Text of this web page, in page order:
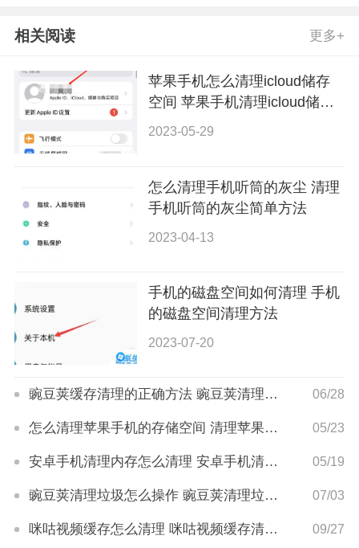
相关阅读 更多+
苹果手机怎么清理icloud储存
空间 苹果手机清理icloud储存
空间方法
2023-05-29
怎么清理手机听筒的灰尘 清理
手机听筒的灰尘简单方法
2023-04-13
手机的磁盘空间如何清理 手机
的磁盘空间清理方法
2023-07-20
豌豆荚缓存清理的正确方法 豌豆荚清理缓存怎么操作 06/28
怎么清理苹果手机的存储空间 清理苹果手机存储空间方法 05/23
安卓手机清理内存怎么清理 安卓手机清理内存方法 05/19
豌豆荚清理垃圾怎么操作 豌豆荚清理垃圾的技巧 07/03
咪咕视频缓存怎么清理 咪咕视频缓存清理方法 09/27